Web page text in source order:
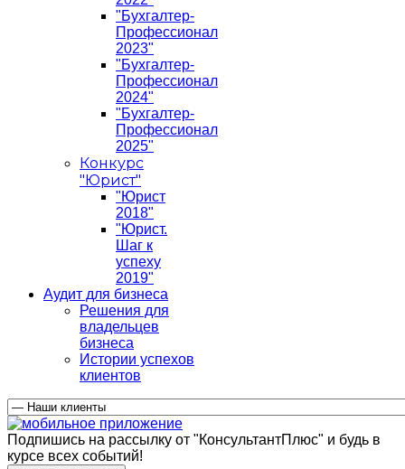
"Бухгалтер-
Профессионал
2023"
"Бухгалтер-
Профессионал
2024"
"Бухгалтер-
Профессионал
2025"
Конкурс
"Юрист"
"Юрист
2018"
"Юрист.
Шаг к
успеху
2019"
Аудит для бизнеса
Решения для
владельцев
бизнеса
Истории успехов
клиентов
Подпишись на рассылку от "КонсультантПлюс" и будь в
курсе всех событий!